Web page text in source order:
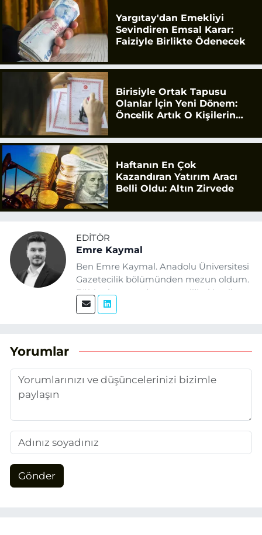
Yargıtay'dan Emekliyi
Sevindiren Emsal Karar:
Faiziyle Birlikte Ödenecek
Birisiyle Ortak Tapusu
Olanlar İçin Yeni Dönem:
Öncelik Artık O Kişilerin
Haftanın En Çok
Kazandıran Yatırım Aracı
Belli Oldu: Altın Zirvede
EDITÖR
Emre Kaymal
Ben Emre Kaymal. Anadolu Üniversitesi
Gazetecilik bölümünden mezun oldum.
Eğitim hayatım boyunca dijital içerik
üretimi ve arama motoru
temel alıyorum.
Yorumlar
Gönder